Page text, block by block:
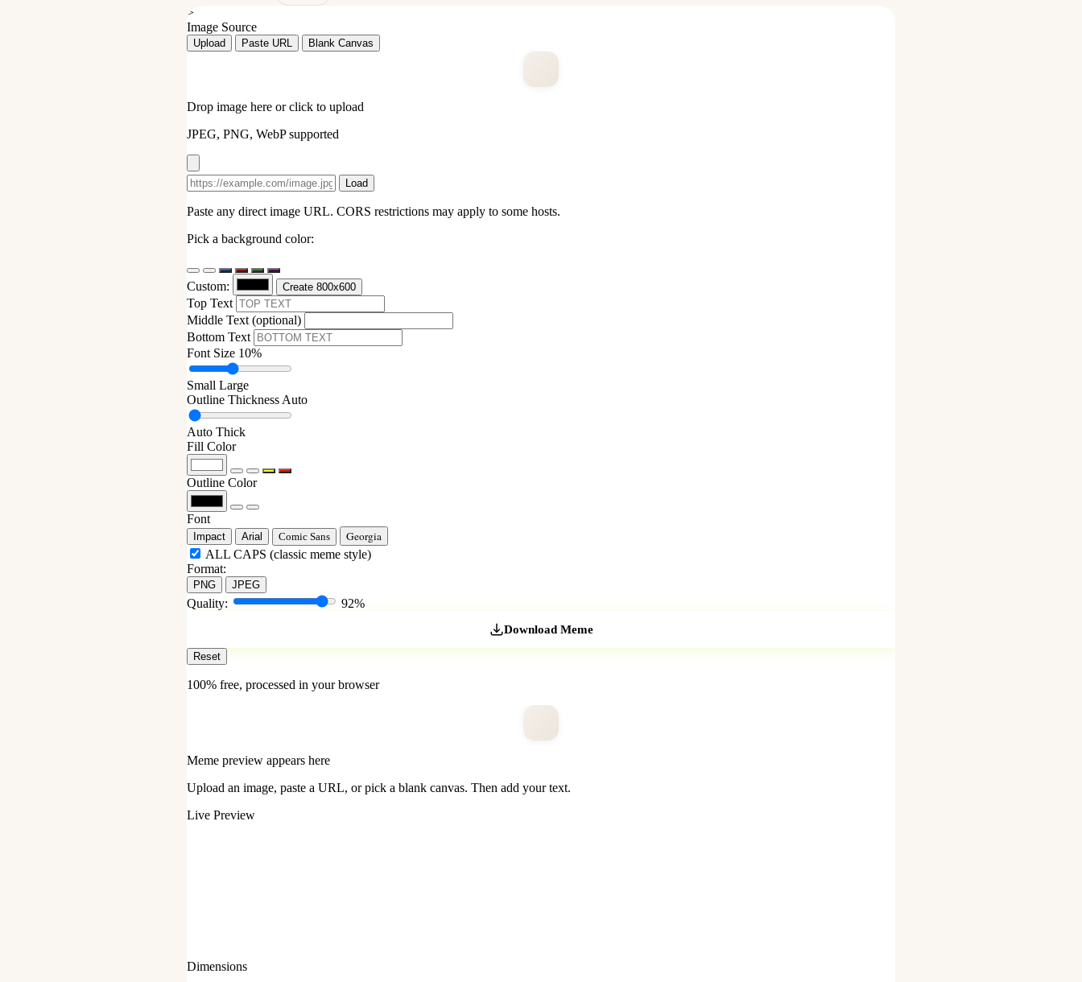
>
Image Source
Upload Paste URL Blank Canvas
Drop image here or click to upload
JPEG, PNG, WebP supported
Load
Paste any direct image URL. CORS restrictions may apply to some hosts.
Pick a background color:
Custom: Create 800x600
Top Text
Middle Text (optional)
Bottom Text
Font Size 10%
Small Large
Outline Thickness Auto
Auto Thick
Fill Color
Outline Color
Font
Impact Arial Comic Sans Georgia
ALL CAPS (classic meme style)
Format:
PNG JPEG
Quality: 92%
Download Meme
Reset
100% free, processed in your browser
Meme preview appears here
Upload an image, paste a URL, or pick a blank canvas. Then add your text.
Live Preview
Dimensions